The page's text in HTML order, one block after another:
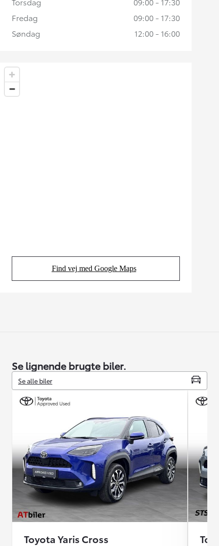
Find vej med Google Maps
(Opens in new tab)
Fredag
09:00 - 17:30
Søndag
12:00 - 16:00
Se lignende brugte biler.
Se alle biler
Toyota Yaris Cross